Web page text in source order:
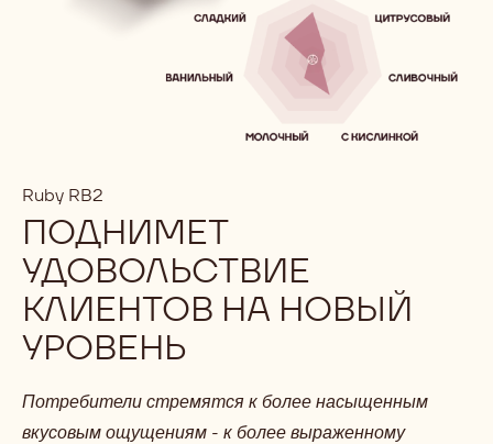
Ruby RB2
ПОДНИМЕТ
УДОВОЛЬСТВИЕ
КЛИЕНТОВ НА НОВЫЙ
УРОВЕНЬ
Потребители стремятся к более насыщенным
вкусовым ощущениям - к более выраженному